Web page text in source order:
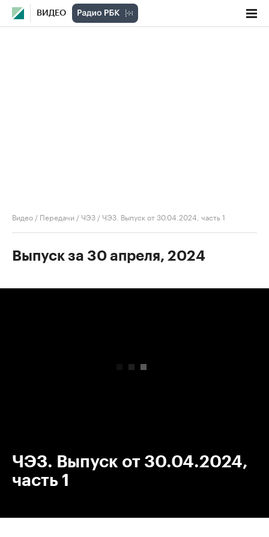
ВИДЕО
Видео / Передачи /ЧЭЗ /ЧЭЗ. Выпуск от 30.04.2024, часть 1
Выпуск за 30 апреля, 2024
ЧЭЗ. Выпуск от 30.04.2024,
часть 1